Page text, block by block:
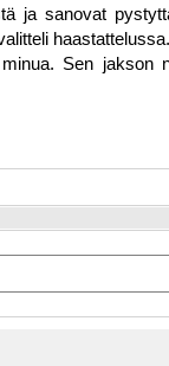
ja sanovat
Sen jakson